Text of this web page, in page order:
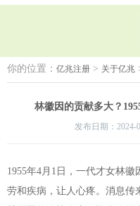
你的位置： 亿兆注册 > 关于亿兆
林徽因的贡献多大？
发布日期：
1955年4月1日，一代才女林
劳和疾病，让人心疼。消息传